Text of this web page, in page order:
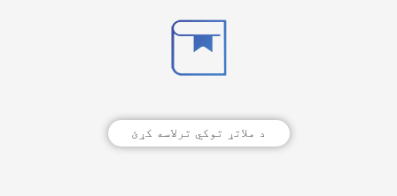
د ملاتړ توکي ترلاسه کړئ